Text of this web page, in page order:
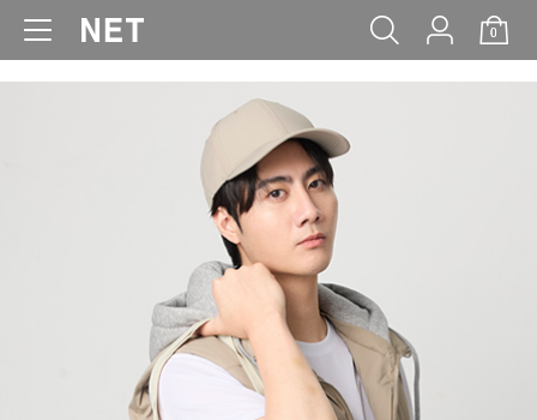
0
WOMEN MEN KIDS BABY